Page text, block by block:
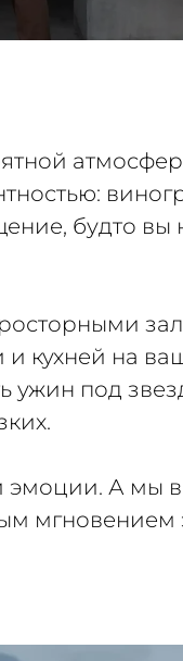
будто вы
кухней на
ужин под
эмоции. А мы
мгновением